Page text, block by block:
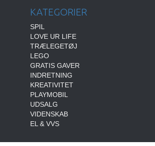
KATEGORIER
SPIL
LOVE UR LIFE
TRÆLEGETØJ
LEGO
GRATIS GAVER
INDRETNING
KREATIVITET
PLAYMOBIL
UDSALG
VIDENSKAB
EL & VVS